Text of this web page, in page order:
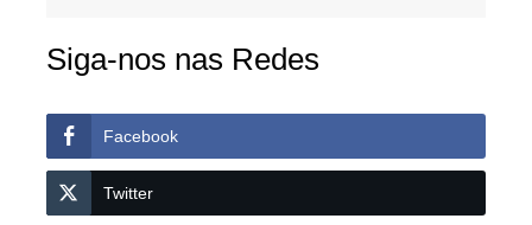
Siga-nos nas Redes
Facebook
Twitter